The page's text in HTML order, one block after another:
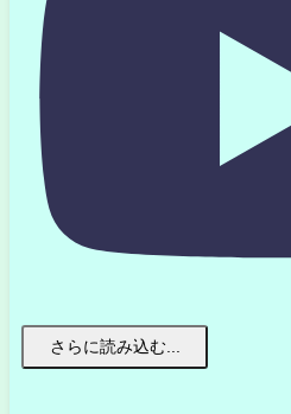
さらに読み込む...